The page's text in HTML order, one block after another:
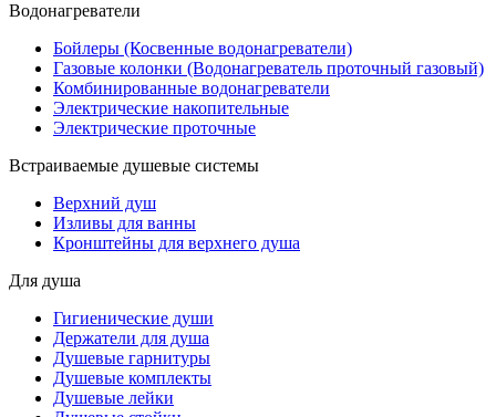
Водонагреватели
Бойлеры (Косвенные водонагреватели)
Газовые колонки (Водонагреватель проточный газовый)
Комбинированные водонагреватели
Электрические накопительные
Электрические проточные
Встраиваемые душевые системы
Верхний душ
Изливы для ванны
Кронштейны для верхнего душа
Для душа
Гигиенические души
Держатели для душа
Душевые гарнитуры
Душевые комплекты
Душевые лейки